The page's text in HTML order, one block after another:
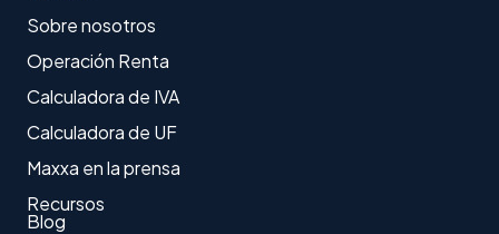
Sobre nosotros
Operación Renta
Calculadora de IVA
Calculadora de UF
Maxxa en la prensa
Recursos
Blog